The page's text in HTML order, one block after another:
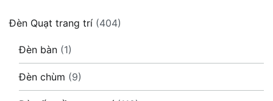
Đèn Quạt trang trí (404)
Đèn bàn (1)
Đèn chùm (9)